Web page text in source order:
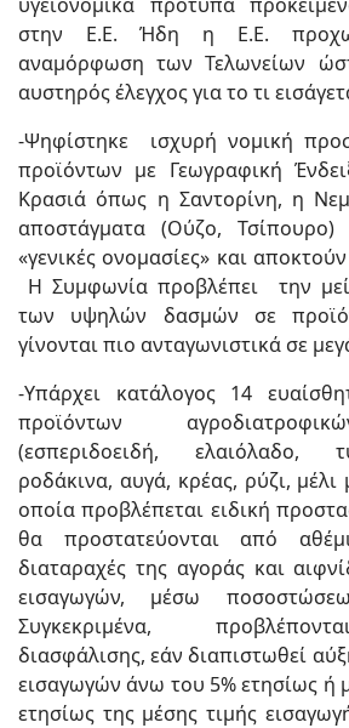
στην Ε.Ε. Ήδη η Ε.Ε.
αναμόρφωση των Τελωνείων
αυστηρός έλεγχος για το τι
-Ψηφίστηκε ισχυρή νομική
προϊόντων με Γεωγραφική
Κρασιά όπως η Σαντορίνη, η
αποστάγματα (Ούζο,
«γενικές ονομασίες» και
Η Συμφωνία προβλέπει την
των υψηλών δασμών σε
γίνονται πιο ανταγωνιστικά σε
-Υπάρχει κατάλογος 14
προϊόντων
(εσπεριδοειδή, ελαιόλαδο,
ροδάκινα, αυγά, κρέας, ρύζι,
οποία προβλέπεται ειδική
θα προστατεύονται από
διαταραχές της αγοράς και
εισαγωγών, μέσω
Συγκεκριμένα,
διασφάλισης, εάν διαπιστωθεί
εισαγωγών άνω του 5% ετησίως ή
ετησίως της μέσης τιμής